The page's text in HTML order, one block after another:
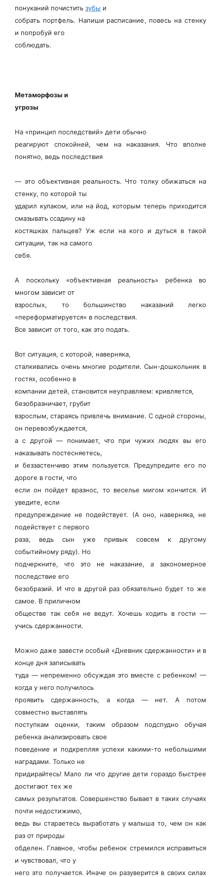
понуканий почистить зубы и
собрать портфель. Напиши расписание, повесь на стенку
и попробуй его
соблюдать.
Метаморфозы и
угрозы
На «принцип последствий» дети обычно
реагируют спокойней, чем на наказания. Что вполне
понятно, ведь последствия
— это объективная реальность. Что толку обижаться на
стенку, по которой ты
ударил кулаком, или на йод, которым теперь приходится
смазывать ссадину на
костяшках пальцев? Уж если на кого и дуться в такой
ситуации, так на самого
себя.
А поскольку «объективная реальность» ребенка во
многом зависит от
взрослых, то большинство наказаний легко
«переформатируется» в последствия.
Все зависит от того, как это подать.
Вот ситуация, с которой, наверняка,
сталкивались очень многие родители. Сын-дошкольник в
гостях, особенно в
компании детей, становится неуправляем: кривляется,
безобразничает, грубит
взрослым, стараясь привлечь внимание. С одной стороны,
он перевозбуждается,
а с другой — понимает, что при чужих людях вы его
наказывать постесняетесь,
и беззастенчиво этим пользуется. Предупредите его по
дороге в гости, что
если он пойдет вразнос, то веселье мигом кончится. И
уведите, если
предупреждение не подействует. (А оно, наверняка, не
подействует с первого
раза, ведь сын уже привык совсем к другому
событийному ряду). Но
подчеркните, что это не наказание, а закономерное
последствие его
безобразий. И что в другой раз обязательно будет то же
самое. В приличном
обществе так себя не ведут. Хочешь ходить в гости —
учись сдержанности.
Можно даже завести особый «Дневник сдержанности» и в
конце дня записывать
туда — непременно обсуждая это вместе с ребенком! —
когда у него получилось
проявить сдержанность, а когда — нет. А потом
совместно выставлять
поступкам оценки, таким образом подспудно обучая
ребенка анализировать свое
поведение и подкрепляя успехи какими-то небольшими
наградами. Только не
придирайтесь! Мало ли что другие дети гораздо быстрее
достигают тех же
самых результатов. Совершенство бывает в таких случаях
почти недостижимо,
ведь вы стараетесь выработать у малыша то, чем он как
раз от природы
обделен. Главное, чтобы ребенок стремился исправиться
и чувствовал, что у
него это получается. Иначе он разуверится в своих силах